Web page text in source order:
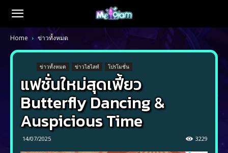
Home ข่าวทั้งหมด
ข่าวทั้งหมด ข่าวไฮไลท์ โปรโมชั่น
แฟชั่นใหม่สุดเฟี้ยว
Butterfly Dancing &
Auspicious Time
14/07/2025 3229